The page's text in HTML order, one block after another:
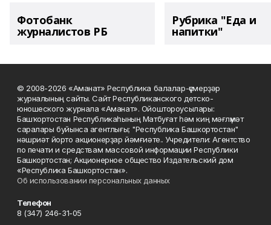
Фотобанк
журналистов РБ
Рубрика "Еда и
напитки"
© 2008-2026 «Аманат» Республика балалар-үҫмерҙәр
журналының сайты. Сайт Республиканского детско-
юношеского журнала «Аманат». Ойоштороусылары:
Башҡортостан Республикаһының Матбуғат һәм киң мәғлүмәт
саралары буйынса агентлығы; "Республика Башкортостан"
нәшриәт йорто акционерҙар йәмғиәте.. Учредители: Агентство
по печати и средствам массовой информации Республики
Башкортостан; Акционерное общество Издательский дом
«Республика Башкортостан».
Об использовании персональных данных
Телефон
8 (347) 246-31-05